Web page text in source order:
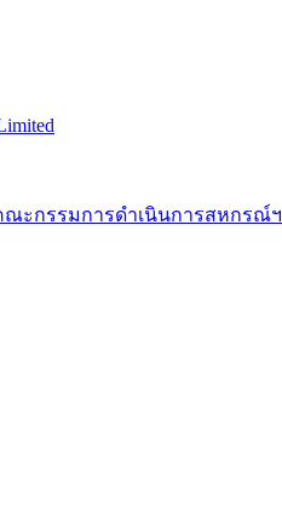
ณะกรรมการดำเนินการสหกรณ์ฯ